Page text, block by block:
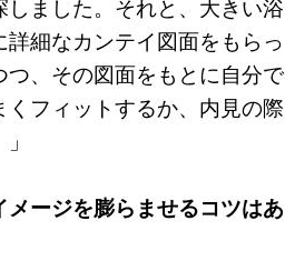
ました。それと、大きい浴
細なカンテイ図面をもらっ
、その図面をもとに自分で
フィットするか、内見の際
ージを膨らませるコツはあ